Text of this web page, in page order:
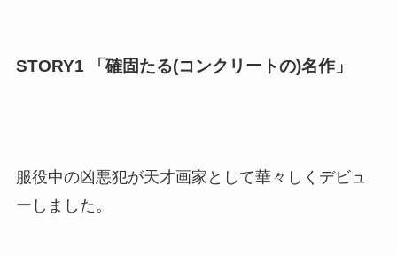
STORY1 「確固たる(コンクリートの)名作」
服役中の凶悪犯が天才画家として華々しくデビュ
ーしました。